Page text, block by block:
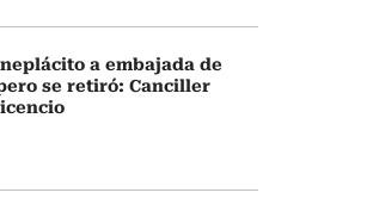
a embajada de
se retiró: Canciller